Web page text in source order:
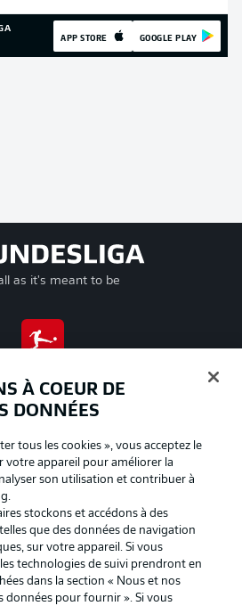
APP STORE GOOGLE PLAY
as it's meant to be
À COEUR DE
DONNÉES
tous les cookies », vous acceptez le
votre appareil pour améliorer la
son utilisation et contribuer à
stockons et accédons à des
que des données de navigation
sur votre appareil. Si vous
technologies de suivi prendront en
dans la section « Nous et nos
données pour fournir ». Si vous